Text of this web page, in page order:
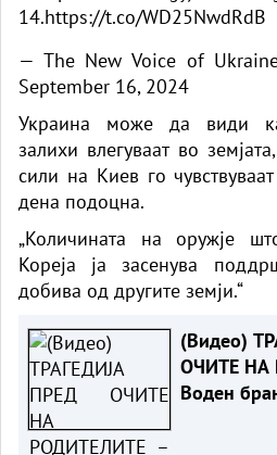
14.https://t.co/WD25NwdRdB
— The New Voice of
September 16, 2024
Украина може да види
залихи влегуваат во
сили на Киев го
дена подоцна.
„Количината на оружје
Кореја ја засенува
добива од другите земји.“
(Видео) ТРАГЕДИЈА ПРЕД
ОЧИТЕ НА
Воден